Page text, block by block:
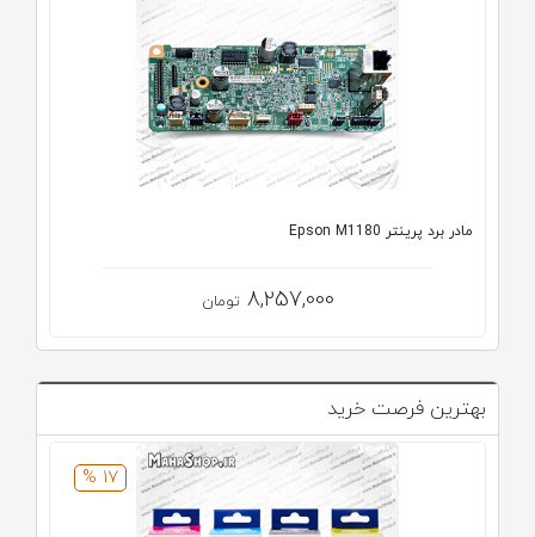
مادر برد پرینتر Epson M1180
8,257,000 تومان
بهترین فرصت خرید
17 %